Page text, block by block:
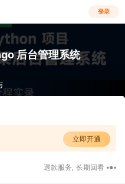
登录
后台管理系统
立即开通
退款服务 长期回看